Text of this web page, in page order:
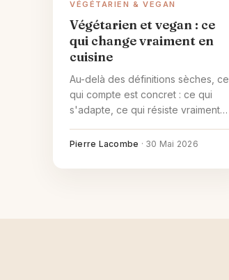
VÉGÉTARIEN & VEGAN
Végétarien et vegan : ce
qui change vraiment en
cuisine
Au-delà des définitions sèches, ce
qui compte est concret : ce qui
s'adapte, ce qui résiste vraiment
substituts marchent en cuisine, et
mixte sans faire deux repas.
Pierre Lacombe · 30 Mai 2026